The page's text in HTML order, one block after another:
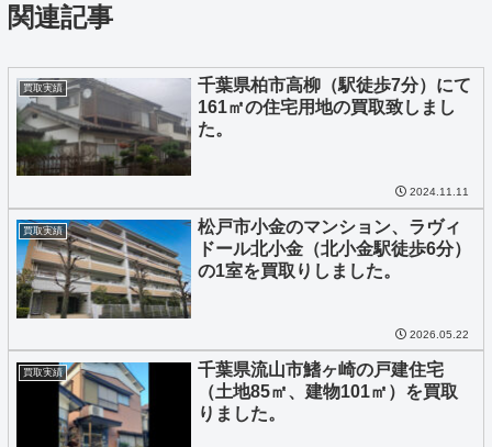
関連記事
買取実績
千葉県柏市高柳（駅徒歩7分）にて
161㎡の住宅用地の買取致しまし
た。
2024.11.11
買取実績
松戸市小金のマンション、ラヴィ
ドール北小金（北小金駅徒歩6分）
の1室を買取りしました。
2026.05.22
買取実績
千葉県流山市鰭ヶ崎の戸建住宅
（土地85㎡、建物101㎡）を買取
りました。